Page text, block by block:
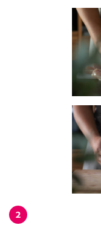
2